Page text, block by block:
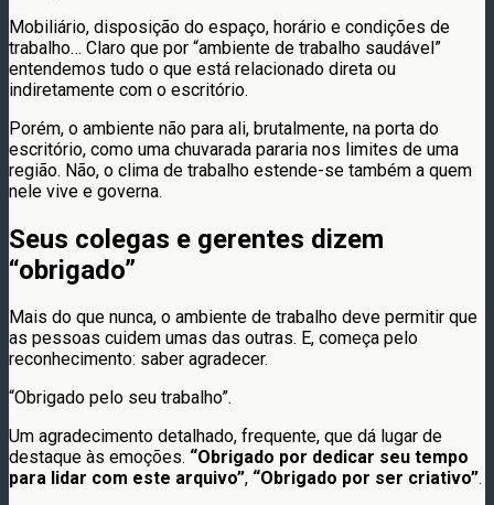
Mobiliário, disposição do espaço, horário e condições de
trabalho… Claro que por “ambiente de trabalho saudável”
entendemos tudo o que está relacionado direta ou
indiretamente com o escritório.
Porém, o ambiente não para ali, brutalmente, na porta do
escritório, como uma chuvarada pararia nos limites de uma
região. Não, o clima de trabalho estende-se também a quem
nele vive e governa.
Seus colegas e gerentes dizem
“obrigado”
Mais do que nunca, o ambiente de trabalho deve permitir que
as pessoas cuidem umas das outras. E, começa pelo
reconhecimento: saber agradecer.
“Obrigado pelo seu trabalho”.
Um agradecimento detalhado, frequente, que dá lugar de
destaque às emoções. “Obrigado por dedicar seu tempo
para lidar com este arquivo”, “Obrigado por ser criativo”.